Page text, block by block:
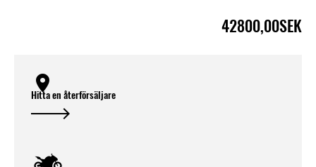
42800,00SEK
Hitta en återförsäljare